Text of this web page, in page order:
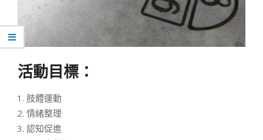
活動目標：
肢體運動
情緒整理
認知促進